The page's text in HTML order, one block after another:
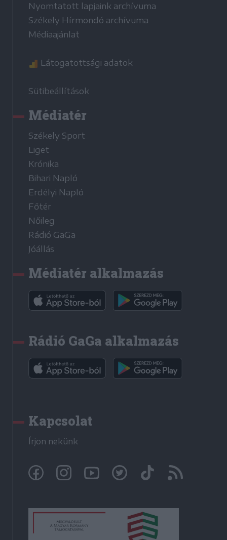
Nyomtatott lapjaink archívuma
Székely Hírmondó archívuma
Médiaajánlat
Látogatottsági adatok
Sütibeállítások
Médiatér
Székely Sport
Liget
Krónika
Bihari Napló
Erdélyi Napló
Főtér
Nőileg
Rádió GaGa
Jóállás
Médiatér alkalmazás
Rádió GaGa alkalmazás
Kapcsolat
Írjon nekünk